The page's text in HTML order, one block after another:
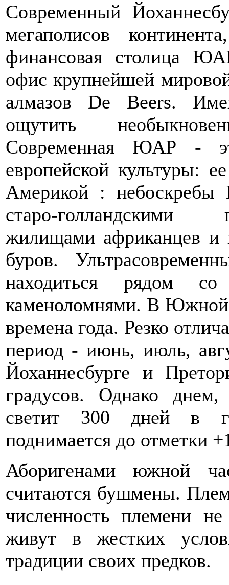
Современный
мегаполисов
финансовая столица
офис крупнейшей
алмазов De Beers.
ощутить
Современная ЮАР -
европейской культуры:
Америкой : небоскребы
старо-голландскими
жилищами африканцев и
буров.
находиться рядом
каменоломнями. В Южной
времена года. Резко
период - июнь, июль,
Йоханнесбурге и
градусов. Однако днем,
светит 300 дней в
поднимается до отметки
Аборигенами южной
считаются бушмены.
численность племени
живут в жестких
традиции своих предков.